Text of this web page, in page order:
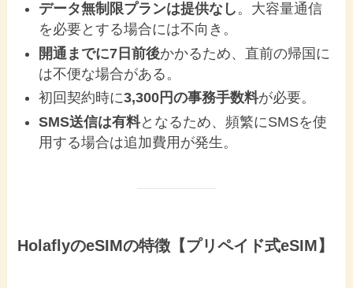
データ無制限プランは提供なし。大容量通信
を必要とする場合には不向き。
開通までに7日前後かかるため、直前の帰国に
は不便な場合がある。
初回契約時に3,300円の事務手数料が必要。
SMS送信は有料となるため、頻繁にSMSを使
用する場合は追加費用が発生。
HolaflyのeSIMの特徴【プリペイド式eSIM】